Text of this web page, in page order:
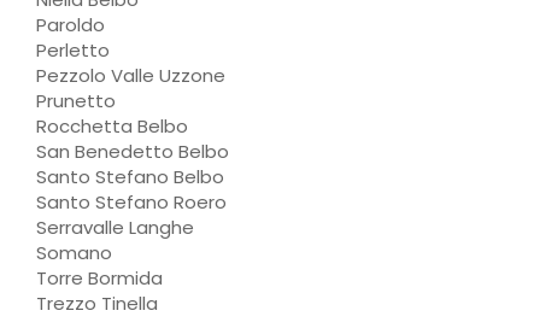
Paroldo
Perletto
Pezzolo Valle Uzzone
Prunetto
Rocchetta Belbo
San Benedetto Belbo
Santo Stefano Belbo
Santo Stefano Roero
Serravalle Langhe
Somano
Torre Bormida
Trezzo Tinella